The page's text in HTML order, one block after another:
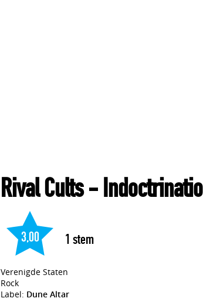
Rival Cults-
3,00 1 stem
Verenigde Staten
Rock
Label: Dune Altar